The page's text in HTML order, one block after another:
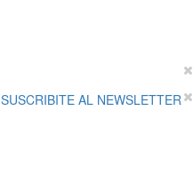
SUSCRIBITE AL NEWSLETTER